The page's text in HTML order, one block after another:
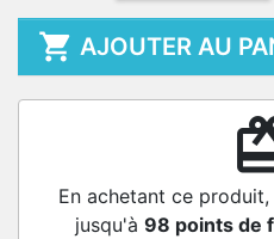
 AJOUTER AU
En achetant ce
jusqu'à 98 points de